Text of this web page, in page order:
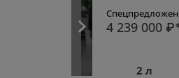
4 239 000
2 л